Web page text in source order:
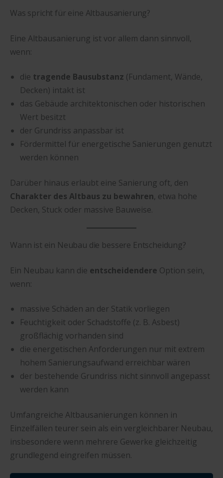
Was spricht für eine Altbausanierung?
Eine Altbausanierung ist vor allem dann sinnvoll,
wenn:
die tragende Bausubstanz (Fundament, Wände,
Decken) intakt ist
das Gebäude architektonischen oder historischen
Wert besitzt
der Grundriss anpassbar ist
Fördermittel für energetische Sanierungen genutzt
werden können
Darüber hinaus erlaubt eine Sanierung oft, den
Charakter des Altbaus zu bewahren, etwa hohe
Decken, Stuck oder massive Bauweise.
Wann ist ein Neubau die bessere Entscheidung?
Ein Neubau kann die entscheidendere Option sein,
wenn:
massive Schäden an der Statik vorliegen
Feuchtigkeit oder Schadstoffe (z. B. Asbest)
großflächig vorhanden sind
die energetischen Anforderungen nur mit extrem
hohem Sanierungsaufwand erreichbar wären
der bestehende Grundriss nicht sinnvoll angepasst
werden kann
Umfangreiche Altbausanierungen können in
Einzelfällen teurer sein als ein vergleichbarer Neubau,
insbesondere wenn mehrere Gewerke gleichzeitig
grundlegend eingreifen müssen.